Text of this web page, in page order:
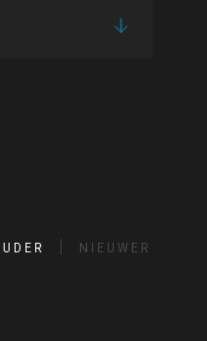
NIEUWER